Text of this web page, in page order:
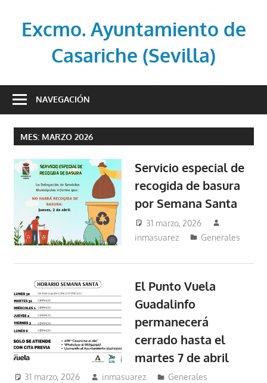
contenidoExcmo. Ayuntamiento de
Casariche (Sevilla)
oficial
Ayuntamiento
de
Casariche
(Sevilla)
NAVEGACIÓN
MES: MARZO 2026
Servicio especial de
recogida de basura
por Semana Santa
31 marzo, 2026
inmasuarez
Generales
El Punto Vuela
Guadalinfo
permanecerá
cerrado hasta el
martes 7 de abril
31 marzo, 2026 inmasuarez Generales